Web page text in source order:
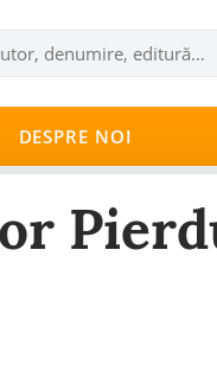
DESPRE NOI